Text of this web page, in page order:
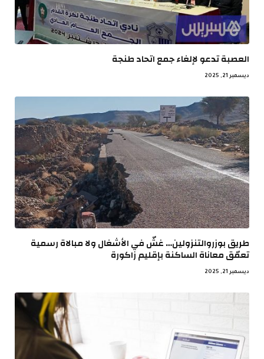
العصبة تدعو لإلغاء جمع اتحاد طنجة
ديسمبر 21, 2025
طريق بوزروالتنزولين… غشّ في الأشغال ولا مبالاة رسمية
تعمّق معاناة الساكنة بإقليم زاكورة
ديسمبر 21, 2025